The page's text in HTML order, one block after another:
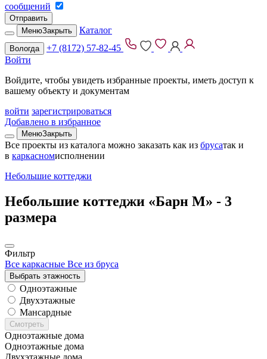
сообщений
Отправить
МенюЗакрыть Каталог
Вологда
+7 (8172) 57-82-45
Войти
Войдите, чтобы увидеть избранные проекты, иметь доступ к
вашему объекту и документам
войти зарегистрироваться
Добавлено в избранное
МенюЗакрыть
Все проекты из каталога можно заказать как из брусатак и
в каркасномисполнении
Небольшие коттеджи
Небольшие коттеджи «Барн М» - 3
размера
Фильтр
Все каркасные Все из бруса
Выбрать этажность
Одноэтажные
Двухэтажные
Мансардные
Смотреть
Одноэтажные дома
Одноэтажные дома
Двухэтажные дома